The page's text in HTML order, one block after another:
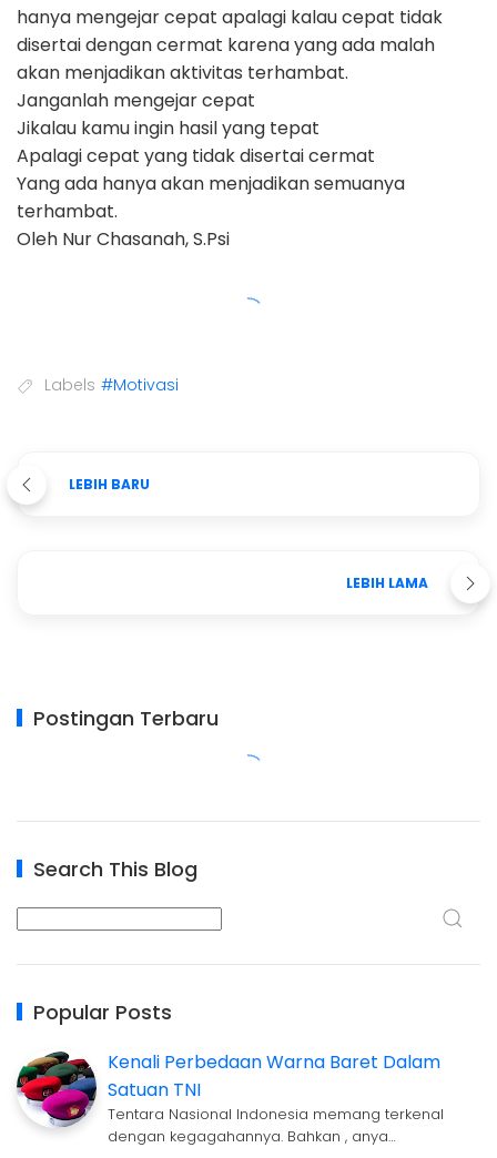
hanya mengejar cepat apalagi kalau cepat tidak
disertai dengan cermat karena yang ada malah
akan menjadikan aktivitas terhambat.
Janganlah mengejar cepat
Jikalau kamu ingin hasil yang tepat
Apalagi cepat yang tidak disertai cermat
Yang ada hanya akan menjadikan semuanya
terhambat.
Oleh Nur Chasanah, S.Psi
Labels #Motivasi
LEBIH BARU
LEBIH LAMA
Postingan Terbaru
Search This Blog
Popular Posts
Kenali Perbedaan Warna Baret Dalam
Satuan TNI
Tentara Nasional Indonesia memang terkenal
dengan kegagahannya. Bahkan , anya…